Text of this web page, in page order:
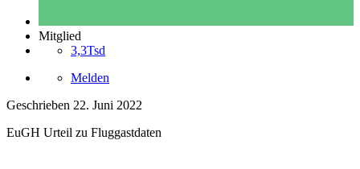
Mitglied
3,3Tsd
Melden
Geschrieben 22. Juni 2022
EuGH Urteil zu Fluggastdaten